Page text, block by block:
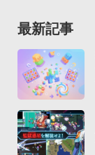
最新記事